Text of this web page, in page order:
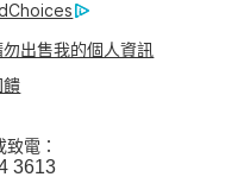
勿出售我的個人資訊
饋
電：
3613